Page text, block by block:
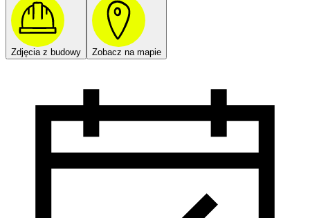
Zdjęcia z budowy Zobacz na mapie